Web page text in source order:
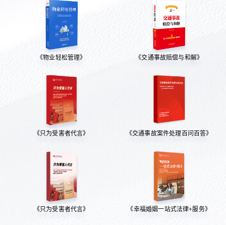
《物业轻松管理》 《交通事故赔偿与和解》
《只为受害者代言》 《交通事故案件处理百问百答》
《只为受害者代言》 《幸福婚姻一站式法律+服务》